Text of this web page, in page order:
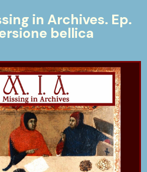
in Archives. Ep.
bellica